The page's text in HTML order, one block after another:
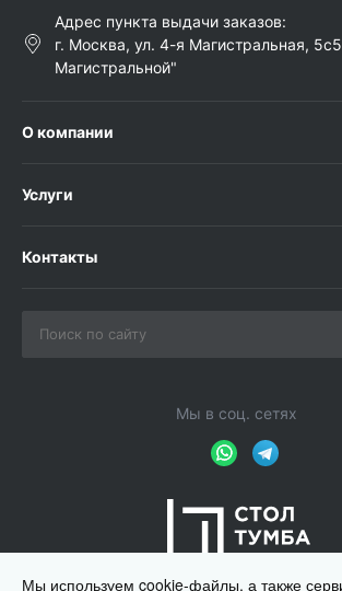
Адрес пункта выдачи заказов:
г. Москва, ул. 4-я Магистральная,
Магистральной"
О компании
Услуги
Контакты
Мы в соц. сетях
Мы используем cookie-файлы, а также